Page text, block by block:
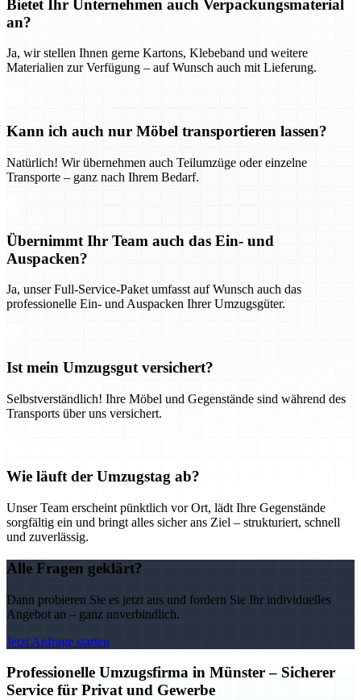
Bietet Ihr Unternehmen auch Verpackungsmaterial
an?
Ja, wir stellen Ihnen gerne Kartons, Klebeband und weitere
Materialien zur Verfügung – auf Wunsch auch mit Lieferung.
Kann ich auch nur Möbel transportieren lassen?
Natürlich! Wir übernehmen auch Teilumzüge oder einzelne
Transporte – ganz nach Ihrem Bedarf.
Übernimmt Ihr Team auch das Ein- und
Auspacken?
Ja, unser Full-Service-Paket umfasst auf Wunsch auch das
professionelle Ein- und Auspacken Ihrer Umzugsgüter.
Ist mein Umzugsgut versichert?
Selbstverständlich! Ihre Möbel und Gegenstände sind während des
Transports über uns versichert.
Wie läuft der Umzugstag ab?
Unser Team erscheint pünktlich vor Ort, lädt Ihre Gegenstände
sorgfältig ein und bringt alles sicher ans Ziel – strukturiert, schnell
und zuverlässig.
Alle Fragen geklärt?
Dann probieren Sie es jetzt aus und fordern Sie Ihr individuelles
Angebot an – ganz unverbindlich.
Jetzt Anfrage starten
Professionelle Umzugsfirma in Münster – Sicherer
Service für Privat und Gewerbe